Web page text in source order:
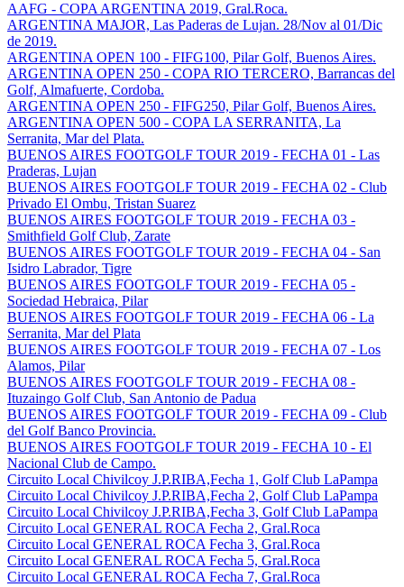
AAFG - COPA ARGENTINA 2019, Gral.Roca.
ARGENTINA MAJOR, Las Paderas de Lujan. 28/Nov al 01/Dic
de 2019.
ARGENTINA OPEN 100 - FIFG100, Pilar Golf, Buenos Aires.
ARGENTINA OPEN 250 - COPA RIO TERCERO, Barrancas del
Golf, Almafuerte, Cordoba.
ARGENTINA OPEN 250 - FIFG250, Pilar Golf, Buenos Aires.
ARGENTINA OPEN 500 - COPA LA SERRANITA, La
Serranita, Mar del Plata.
BUENOS AIRES FOOTGOLF TOUR 2019 - FECHA 01 - Las
Praderas, Lujan
BUENOS AIRES FOOTGOLF TOUR 2019 - FECHA 02 - Club
Privado El Ombu, Tristan Suarez
BUENOS AIRES FOOTGOLF TOUR 2019 - FECHA 03 -
Smithfield Golf Club, Zarate
BUENOS AIRES FOOTGOLF TOUR 2019 - FECHA 04 - San
Isidro Labrador, Tigre
BUENOS AIRES FOOTGOLF TOUR 2019 - FECHA 05 -
Sociedad Hebraica, Pilar
BUENOS AIRES FOOTGOLF TOUR 2019 - FECHA 06 - La
Serranita, Mar del Plata
BUENOS AIRES FOOTGOLF TOUR 2019 - FECHA 07 - Los
Alamos, Pilar
BUENOS AIRES FOOTGOLF TOUR 2019 - FECHA 08 -
Ituzaingo Golf Club, San Antonio de Padua
BUENOS AIRES FOOTGOLF TOUR 2019 - FECHA 09 - Club
del Golf Banco Provincia.
BUENOS AIRES FOOTGOLF TOUR 2019 - FECHA 10 - El
Nacional Club de Campo.
Circuito Local Chivilcoy J.P.RIBA,Fecha 1, Golf Club LaPampa
Circuito Local Chivilcoy J.P.RIBA,Fecha 2, Golf Club LaPampa
Circuito Local Chivilcoy J.P.RIBA,Fecha 3, Golf Club LaPampa
Circuito Local GENERAL ROCA Fecha 2, Gral.Roca
Circuito Local GENERAL ROCA Fecha 3, Gral.Roca
Circuito Local GENERAL ROCA Fecha 5, Gral.Roca
Circuito Local GENERAL ROCA Fecha 7, Gral.Roca